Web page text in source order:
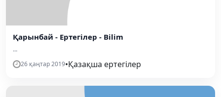
Қарынбай - Ертегілер - Bilim
...
26 қаңтар 2019•Қазақша ертегілер